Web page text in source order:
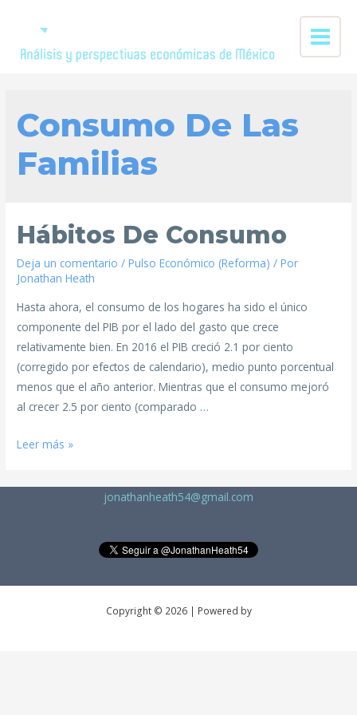
Consumo De Las
Familias
Hábitos De Consumo
Deja un comentario /Pulso Económico (Reforma) / Por
Jonathan Heath
Hasta ahora, el consumo de los hogares ha sido el único
componente del PIB por el lado del gasto que crece
relativamente bien. En 2016 el PIB creció 2.1 por ciento
(corregido por efectos de calendario), medio punto porcentual
menos que el año anterior. Mientras que el consumo mejoró
al crecer 2.5 por ciento (comparado …
Leer más »
jonathanheath54@gmail.com
Copyright © 2026 | Powered by